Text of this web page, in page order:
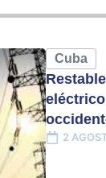
Cuba
eléctrico
2